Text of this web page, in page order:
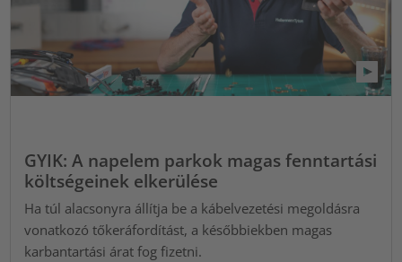
GYIK: A napelem parkok magas fenntartási
költségeinek elkerülése
Ha túl alacsonyra állítja be a kábelvezetési megoldásra
vonatkozó tőkeráfordítást, a későbbiekben magas
karbantartási árat fog fizetni.